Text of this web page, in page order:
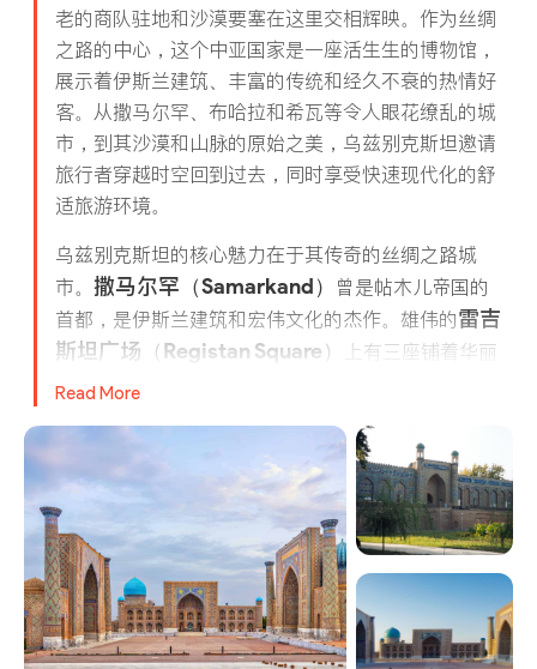
老的商队驻地和沙漠要塞在这里交相辉映。作为丝绸
之路的中心，这个中亚国家是一座活生生的博物馆，
展示着伊斯兰建筑、丰富的传统和经久不衰的热情好
客。从撒马尔罕、布哈拉和希瓦等令人眼花缭乱的城
市，到其沙漠和山脉的原始之美，乌兹别克斯坦邀请
旅行者穿越时空回到过去，同时享受快速现代化的舒
适旅游环境。
乌兹别克斯坦的核心魅力在于其传奇的丝绸之路城
市。 撒马尔罕（Samarkand）
曾是帖木儿帝国的
首都，是伊斯兰建筑和宏伟文化的杰作。雄伟的雷吉
斯坦广场（Registan Square）
上有三座铺着华丽
瓷砖的伊斯兰学校，是伊斯兰世界最具标志性的景点
Khanym 清真寺
具有令人惊叹的美景和深厚的历史
底蕴。
布哈拉（Bukhara） 是另一处联合国教科文组织世
界遗产，感觉就像一座露天博物馆。布哈拉拥有 140
多座建筑古迹，包括
Kalon Minaret、Ark
Fortress和Lyabi-Hauz ensemble，让游客沉浸
在保存完好的中世纪城市景观中。这里的氛围宁静而
Read More